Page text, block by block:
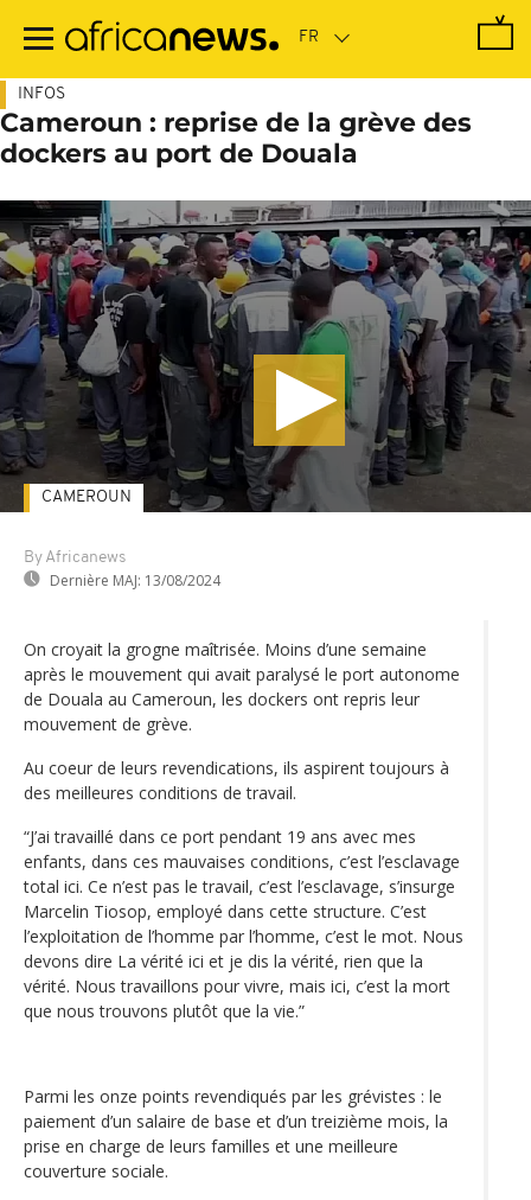
contenu
INFOS
Cameroun : reprise de la grève des
dockers au port de Douala
By Africanews
Dernière MAJ: 13/08/2024
CAMEROUN
On croyait la grogne maîtrisée. Moins d’une semaine
après le mouvement qui avait paralysé le port autonome
de Douala au Cameroun, les dockers ont repris leur
mouvement de grève.
Au coeur de leurs revendications, ils aspirent toujours à
des meilleures conditions de travail.
“J’ai travaillé dans ce port pendant 19 ans avec mes
enfants, dans ces mauvaises conditions, c’est l’esclavage
total ici. Ce n’est pas le travail, c’est l’esclavage, s’insurge
Marcelin Tiosop, employé dans cette structure. C’est
l’exploitation de l’homme par l’homme, c’est le mot. Nous
devons dire La vérité ici et je dis la vérité, rien que la
vérité. Nous travaillons pour vivre, mais ici, c’est la mort
que nous trouvons plutôt que la vie.”
Parmi les onze points revendiqués par les grévistes : le
paiement d’un salaire de base et d’un treizième mois, la
prise en charge de leurs familles et une meilleure
couverture sociale.